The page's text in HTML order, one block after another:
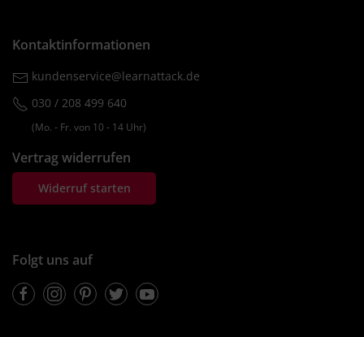
Kontaktinformationen
kundenservice@learnattack.de
030 / 208 499 640
(Mo. ‐ Fr. von 10 ‐ 14 Uhr)
Vertrag widerrufen
Widerruf starten
Folgt uns auf
FacebookInstagramPinterestTwitterYoutube